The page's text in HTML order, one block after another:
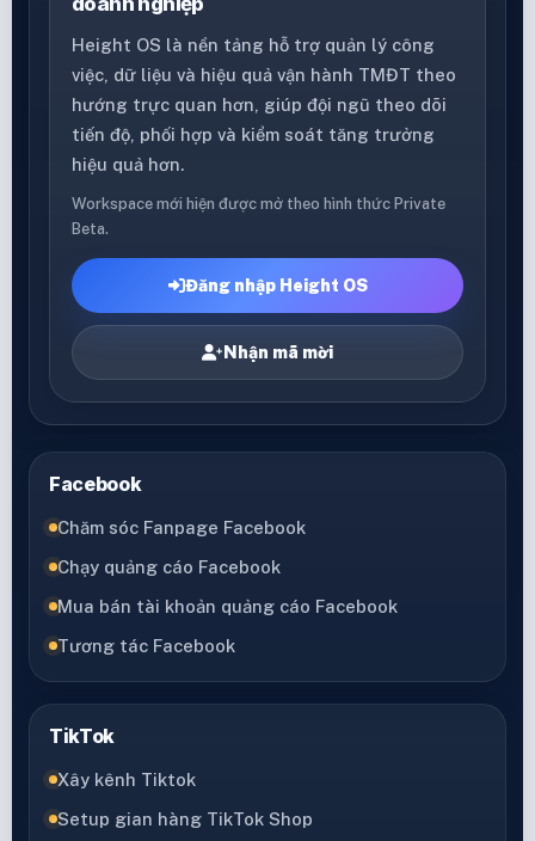
Height OS là nền tảng hỗ trợ quản lý công
việc, dữ liệu và hiệu quả vận hành TMĐT theo
hướng trực quan hơn, giúp đội ngũ theo dõi
tiến độ, phối hợp và kiểm soát tăng trưởng
hiệu quả hơn.
Workspace mới hiện được mở theo hình thức Private
Beta.
Đăng nhập Height OS
Nhận mã mời
Facebook
Chăm sóc Fanpage Facebook
Chạy quảng cáo Facebook
Mua bán tài khoản quảng cáo Facebook
Tương tác Facebook
TikTok
Xây kênh Tiktok
Setup gian hàng TikTok Shop